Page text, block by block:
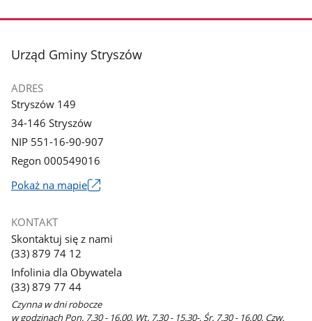
stopka
Urząd Gminy Stryszów
ADRES
Stryszów 149
34-146 Stryszów
NIP 551-16-90-907
Regon 000549016
Pokaż na mapieLink
nowym
KONTAKT
Skontaktuj się z nami
(33) 879 74 12
Infolinia dla Obywatela
(33) 879 77 44
Czynna w dni robocze
w godzinach Pon. 7.30 - 16.00, Wt. 7.30 - 15.30-, Śr. 7.30 - 16.00, Czw.